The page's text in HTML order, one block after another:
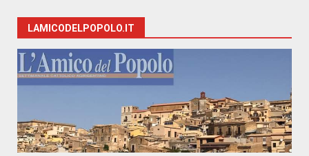
LAMICODELPOPOLO.IT